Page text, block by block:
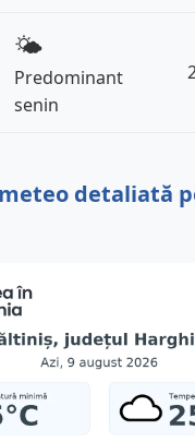
🌤️
Predominant
senin
detaliată